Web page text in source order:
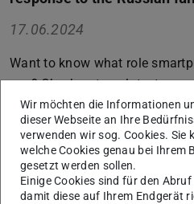
17.06.2024
Want to know what role
war? Check out our latest
#emergenCITY
digitalization is blurring the
smartphones empowered
Russia’s 2022 invasion,
hubs -from air raid alerts to
Wir möchten die Informationen
dieser Webseite an Ihre
verwenden wir sog. Cookies. Sie
welche Cookies genau bei Ihrem
gesetzt werden sollen.
Einige Cookies sind für den
damit diese auf Ihrem Endgerät